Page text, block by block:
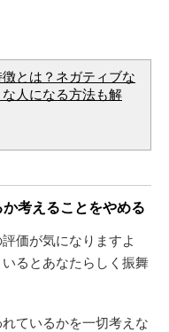
とは？ネガティブな
人になる方法も解
考えることをやめる
価が気になりますよ
るとあなたらしく振舞
ているかを一切考えな